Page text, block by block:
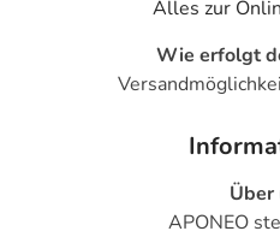
Alles zur
Wie erfolgt
Über
APONEO